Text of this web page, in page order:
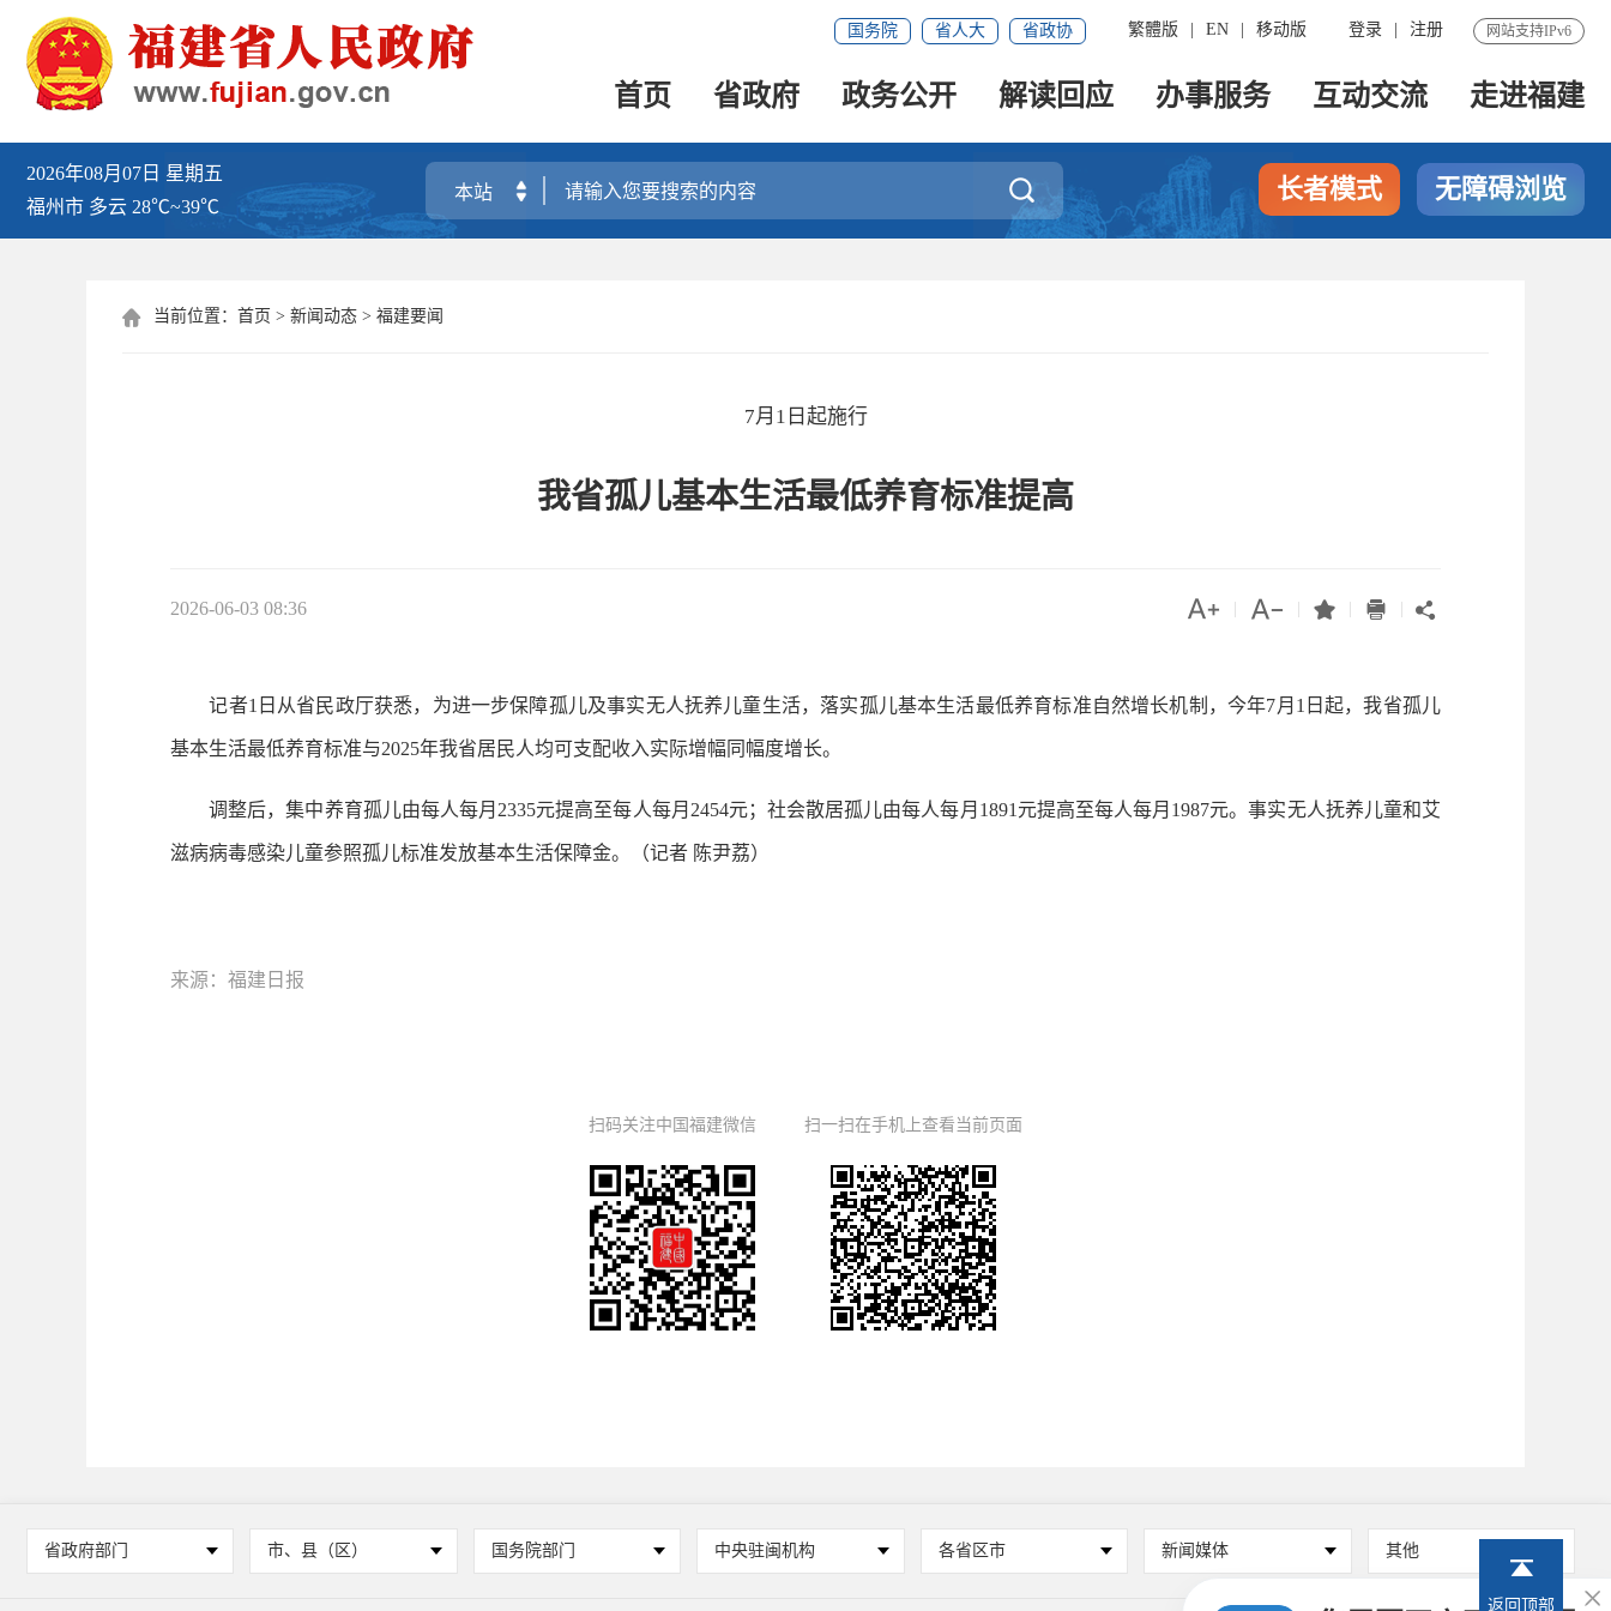
网站支持IPv6
登录 注册
繁體版 EN 移动版
国务院 省人大 省政协
首页 省政府 政务公开 解读回应 办事服务 互动交流 走进福建
2026年08月07日 星期五
福州市 多云 28℃~39℃
 长者模式 无障碍浏览
 当前位置： 首页 > 新闻动态 > 福建要闻
7月1日起施行
我省孤儿基本生活最低养育标准提高
2026-06-03 08:36     
记者1日从省民政厅获悉，为进一步保障孤儿及事实无人抚养儿童生活，落实孤儿基本生活最低养育标准自然增长机制，今年7月1日起，我省孤儿
基本生活最低养育标准与2025年我省居民人均可支配收入实际增幅同幅度增长。
调整后，集中养育孤儿由每人每月2335元提高至每人每月2454元；社会散居孤儿由每人每月1891元提高至每人每月1987元。事实无人抚养儿童和艾
滋病病毒感染儿童参照孤儿标准发放基本生活保障金。（记者 陈尹荔）
来源：福建日报
扫码关注中国福建微信 扫一扫在手机上查看当前页面
省政府部门 市、县（区） 国务院部门 中央驻闽机构 各省区市 新闻媒体 其他
返回顶部 